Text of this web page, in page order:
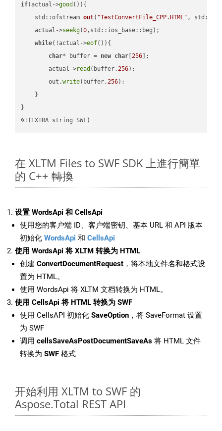
if(actual->good ()){
std::ofstream out( "TestConvertFile_CPP.HTML" ,
    actual->
seekg(0,std::ios_base::beg);
while(!actual->eof()){
char* buffer = new char [256 ];
        actual->
read (buffer,256);
        out.
write(buffer,256);
    }
}
%!(EXTRA string=SWF)
在 XLTM Files to SWF SDK 上進行簡單
的 C++ 轉換
设置 WordsApi 和 CellsApi
使用您的客户端 ID、客户端密钥、基本 URL 和 API 版本
初始化 WordsApi 和 CellsApi
使用 WordsApi 将 XLTM 转换为 HTML
创建 ConvertDocumentRequest ，将本地文件名和格式设
置为 HTML。
使用 WordsApi 将 XLTM 文档转换为 HTML。
使用 CellsApi 将 HTML 转换为 SWF
使用 CellsAPI 初始化 SaveOption ，将 SaveFormat 设置
为 SWF
调用 cellsSaveAsPostDocumentSaveAs 将 HTML 文件
转换为 SWF 格式
开始利用 XLTM to SWF 的
Aspose.Total REST API